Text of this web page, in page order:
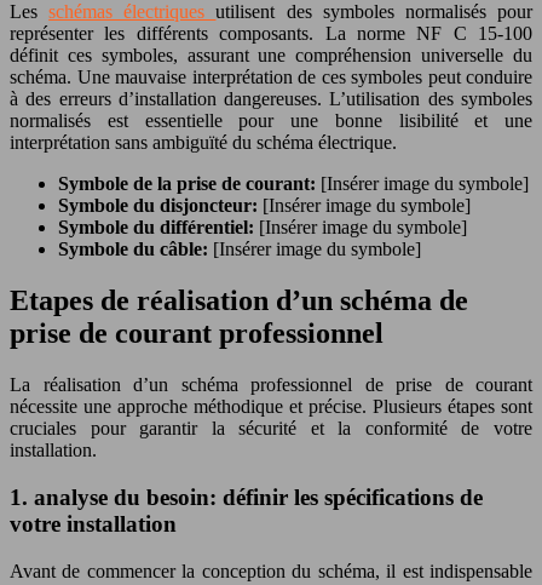
Lesschémas électriquesutilisent des symboles normalisés pour
représenter les différents composants. La norme NF C 15-100
définit ces symboles, assurant une compréhension universelle du
schéma. Une mauvaise interprétation de ces symboles peut conduire
à des erreurs d’installation dangereuses. L’utilisation des symboles
normalisés est essentielle pour une bonne lisibilité et une
interprétation sans ambiguïté du schéma électrique.
Symbole de la prise de courant: [Insérer image du symbole]
Symbole du disjoncteur: [Insérer image du symbole]
Symbole du différentiel: [Insérer image du symbole]
Symbole du câble: [Insérer image du symbole]
Etapes de réalisation d’un schéma de
prise de courant professionnel
La réalisation d’un schéma professionnel de prise de courant
nécessite une approche méthodique et précise. Plusieurs étapes sont
cruciales pour garantir la sécurité et la conformité de votre
installation.
1. analyse du besoin: définir les spécifications de
votre installation
Avant de commencer la conception du schéma, il est indispensable